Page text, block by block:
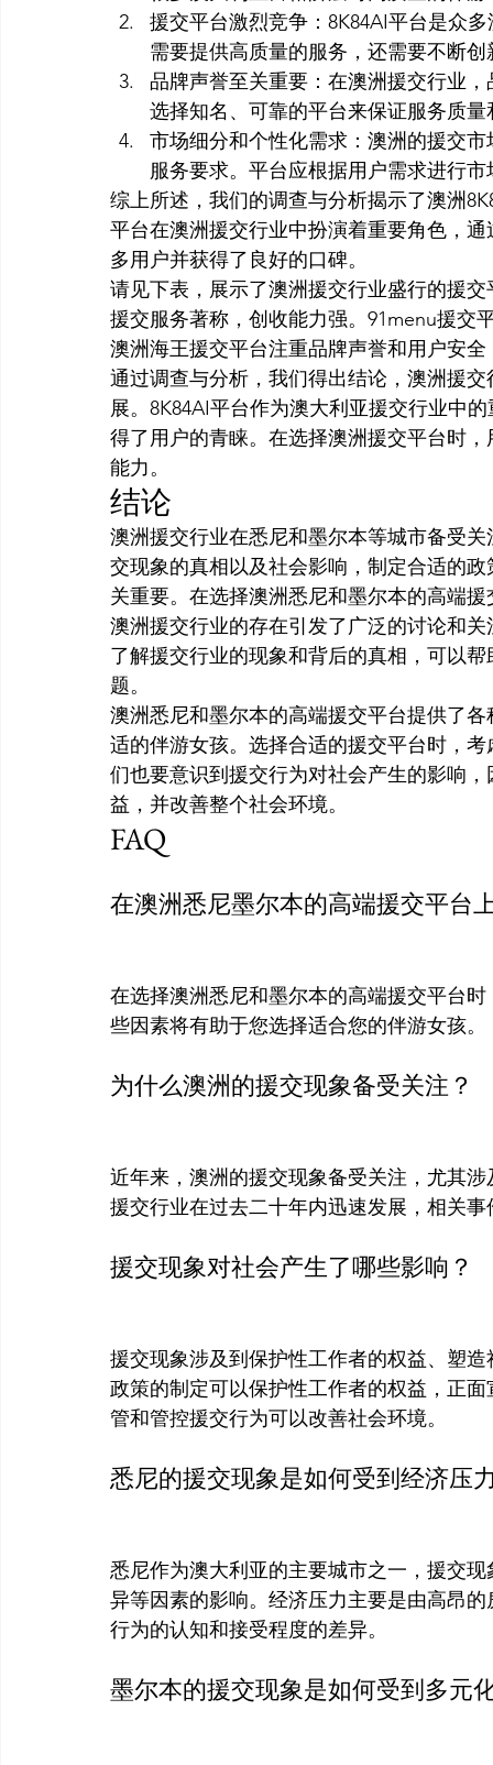
援交平台激烈竞争：8K84AI平台是众
需要提供高质量的服务，还需要不断
品牌声誉至关重要：在澳洲援交行业
选择知名、可靠的平台来保证服务质量
市场细分和个性化需求：澳洲的援交
服务要求。平台应根据用户需求进行
综上所述，我们的调查与分析揭示了澳洲
平台在澳洲援交行业中扮演着重要角色，
多用户并获得了良好的口碑。
请见下表，展示了澳洲援交行业盛行的援
援交服务著称，创收能力强。91menu援交
澳洲海王援交平台注重品牌声誉和用户安
通过调查与分析，我们得出结论，澳洲援
展。8K84AI平台作为澳大利亚援交行业中
得了用户的青睐。在选择澳洲援交平台时
能力。
结论
澳洲援交行业在悉尼和墨尔本等城市备受
交现象的真相以及社会影响，制定合适的
关重要。在选择澳洲悉尼和墨尔本的高端
澳洲援交行业的存在引发了广泛的讨论和
了解援交行业的现象和背后的真相，可以
题。
澳洲悉尼和墨尔本的高端援交平台提供了
适的伴游女孩。选择合适的援交平台时，
们也要意识到援交行为对社会产生的影响
益，并改善整个社会环境。
FAQ
在澳洲悉尼墨尔本的高端援交平台
在选择澳洲悉尼和墨尔本的高端援交平台
些因素将有助于您选择适合您的伴游女孩。
为什么澳洲的援交现象备受关注？
近年来，澳洲的援交现象备受关注，尤其
援交行业在过去二十年内迅速发展，相关
援交现象对社会产生了哪些影响？
援交现象涉及到保护性工作者的权益、塑
政策的制定可以保护性工作者的权益，正
管和管控援交行为可以改善社会环境。
悉尼的援交现象是如何受到经济压
悉尼作为澳大利亚的主要城市之一，援交
异等因素的影响。经济压力主要是由高昂
行为的认知和接受程度的差异。
墨尔本的援交现象是如何受到多元